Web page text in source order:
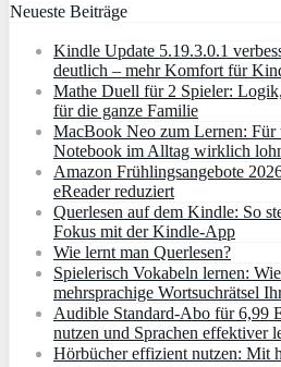
Neueste Beiträge
Kindle Update 5.19.3.0.1
deutlich – mehr Komfort für
Mathe Duell für 2 Spieler:
für die ganze Familie
MacBook Neo zum Lernen: Für
Notebook im Alltag wirklich
Amazon Frühlingsangebote
eReader reduziert
Querlesen auf dem Kindle: So
Fokus mit der Kindle-App
Wie lernt man Querlesen?
Spielerisch Vokabeln lernen:
mehrsprachige Wortsuchrätsel
Audible Standard-Abo für 6,99
nutzen und Sprachen effektiver
Hörbücher effizient nutzen: Mit